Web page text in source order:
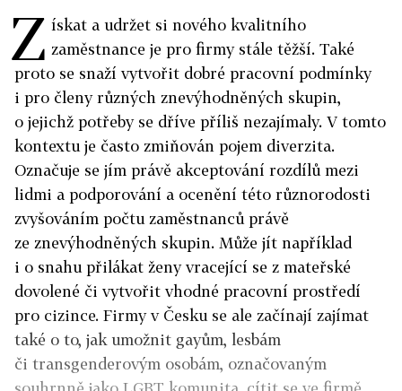
Z ískat a udržet si nového kvalitního
zaměstnance je pro firmy stále těžší. Také
proto se snaží vytvořit dobré pracovní podmínky
i pro členy různých znevýhodněných skupin,
o jejichž potřeby se dříve příliš nezajímaly. V tomto
kontextu je často zmiňován pojem diverzita.
Označuje se jím právě akceptování rozdílů mezi
lidmi a podporování a ocenění této různorodosti
zvyšováním počtu zaměstnanců právě
ze znevýhodněných skupin. Může jít například
i o snahu přilákat ženy vracející se z mateřské
dovolené či vytvořit vhodné pracovní prostředí
pro cizince. Firmy v Česku se ale začínají zajímat
také o to, jak umožnit gayům, lesbám
či transgenderovým osobám, označovaným